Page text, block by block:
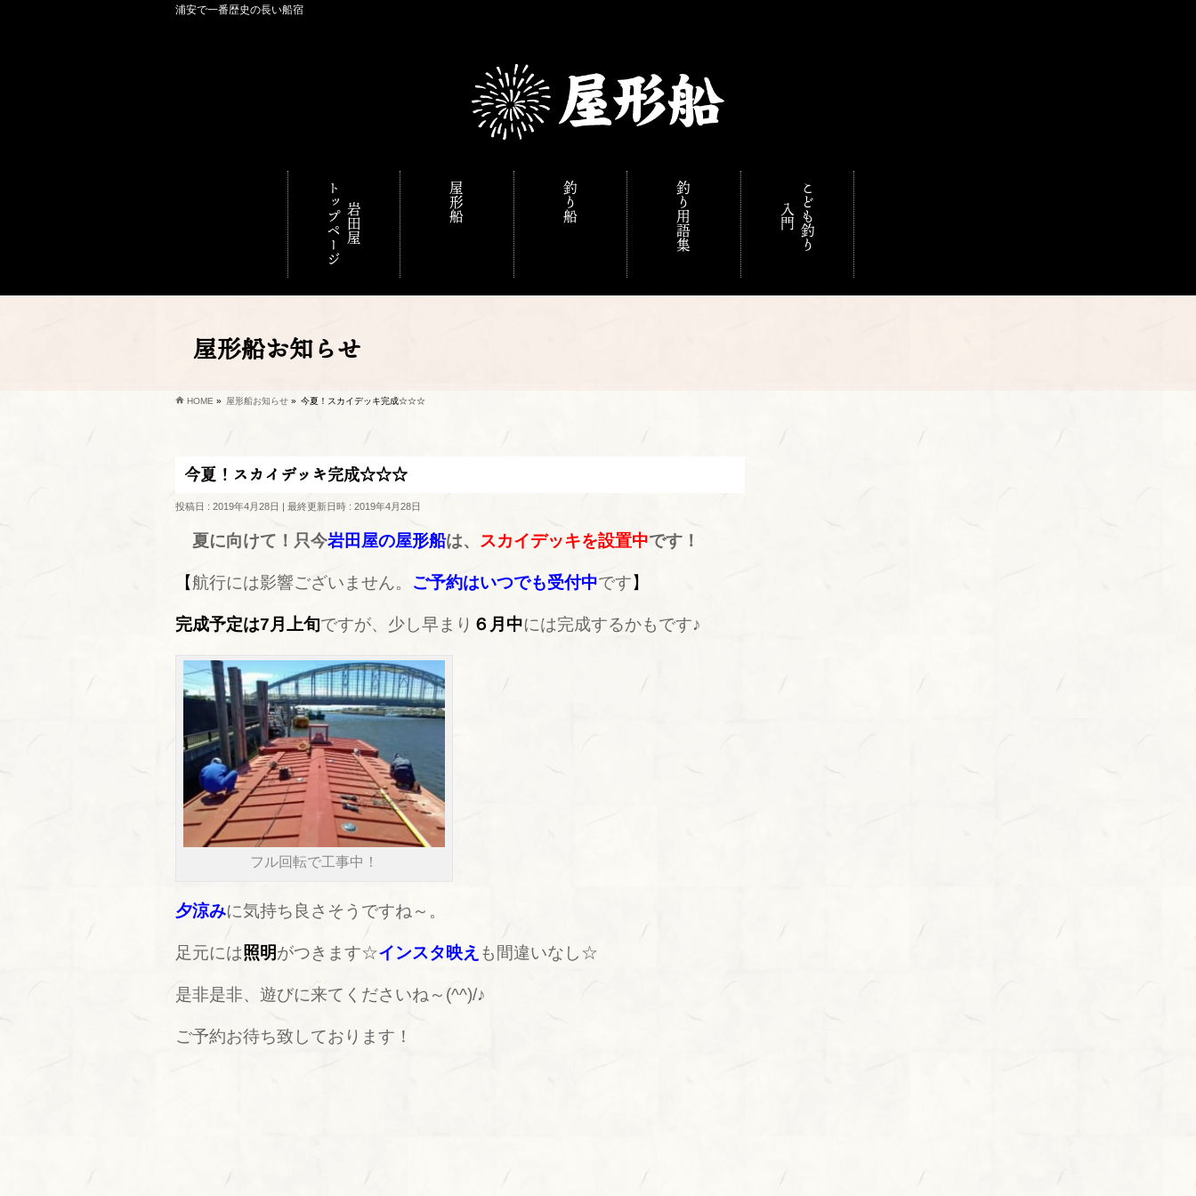
浦安で一番歴史の長い船宿
岩田屋
トップページ 屋形船 釣り船 釣り用語集 こども釣り
入門
屋形船お知らせ
HOME » 屋形船お知らせ » 今夏！スカイデッキ完成☆☆☆
今夏！スカイデッキ完成☆☆☆
投稿日 : 2019年4月28日 最終更新日時 : 2019年4月28日
夏に向けて！只今岩田屋の屋形船は、 スカイデッキを設置中です！
【航行には影響ございません。 ご予約はいつでも受付中です】
完成予定は7月上旬ですが、少し早まり ６月中には完成するかもです♪
フル回転で工事中！
夕涼みに気持ち良さそうですね～。
足元には照明がつきます☆インスタ映え も間違いなし☆
是非是非、遊びに来てくださいね～(^^)/♪
ご予約お待ち致しております！